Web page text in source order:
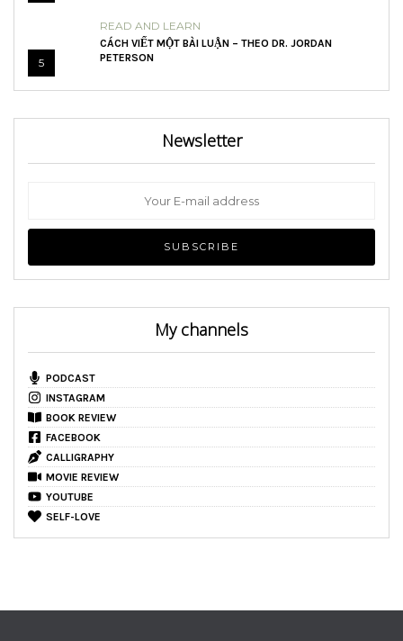
5
READ AND LEARN
CÁCH VIẾT MỘT BÀI LUẬN – THEO DR. JORDAN
PETERSON
Newsletter
My channels
PODCAST
INSTAGRAM
BOOK REVIEW
FACEBOOK
CALLIGRAPHY
MOVIE REVIEW
YOUTUBE
SELF-LOVE